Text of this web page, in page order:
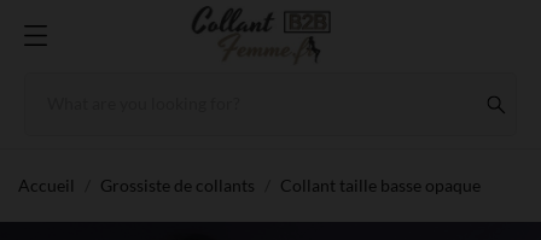
Accueil Grossiste de collants Collant taille basse opaque